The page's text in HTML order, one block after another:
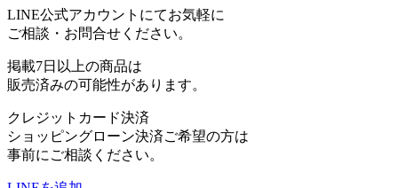
LINE公式アカウントにてお気軽に
ご相談・お問合せください。
掲載7日以上の商品は
販売済みの可能性があります。
クレジットカード決済
ショッピングローン決済ご希望の方は
事前にご相談ください。